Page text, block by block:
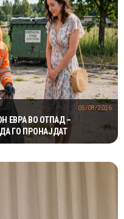
ЕВРА ВО ОТПАД –
ГО ПРОНАЈДАТ
05/08/2026